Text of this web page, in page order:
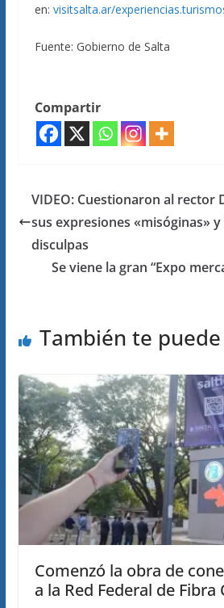
en: visitsalta.ar/
Fuente: Gobierno de Salta
Compartir
VIDEO: Cuestionaron al rector
sus expresiones «misóginas»
disculpas
Se viene la gran “Expo
También te
Comenzó la obra de
a la Red Federal de Fibra